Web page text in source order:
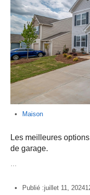
Maison
Les meilleures
de garage.
…
Publié :juillet 11, 2024